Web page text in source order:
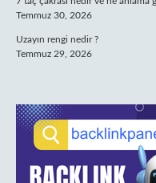
Temmuz 30, 2026
Uzayın rengi nedir ?
Temmuz 29, 2026